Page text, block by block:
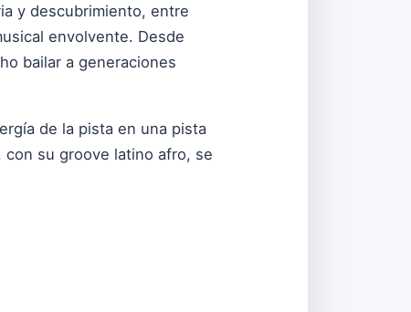
y descubrimiento, entre
envolvente. Desde
bailar a generaciones
de la pista en una pista
con su groove latino afro, se